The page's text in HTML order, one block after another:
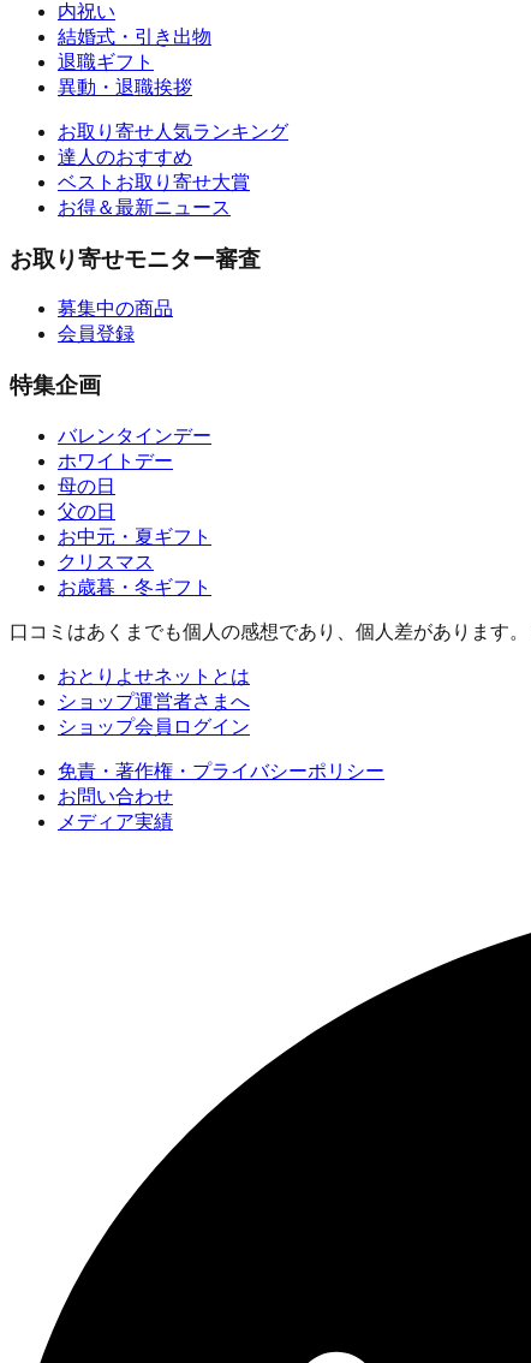
内祝い
結婚式・引き出物
退職ギフト
異動・退職挨拶
お取り寄せ人気ランキング
達人のおすすめ
ベストお取り寄せ大賞
お得＆最新ニュース
お取り寄せモニター審査
募集中の商品
会員登録
特集企画
バレンタインデー
ホワイトデー
母の日
父の日
お中元・夏ギフト
クリスマス
お歳暮・冬ギフト
口コミはあくまでも個人の感想であり、個人差があります
おとりよせネットとは
ショップ運営者さまへ
ショップ会員ログイン
免責・著作権・プライバシーポリシー
お問い合わせ
メディア実績